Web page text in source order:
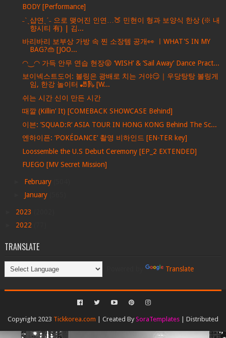
BODY [Performance]
˗ˋˏ샵연ˎˊ˗ 으로 맺어진 인연…🍑 민현이 형과 보양식 한상 (※ 내
향시티 有) | 김...
바리바리 보부상 가방 속 찐 소장템 공개👀 ㅣWHAT'S IN MY
BAG?👜 [JOO...
◠‿◠ 가득 안무 연습 현장😝 ‘WISH’ & ’Sail Away’ Dance Pract...
보이넥스트도어: 볼링은 광배로 치는 거야😏｜우당탕탕 볼링게
임, 한강 놀이터 🎳🛝 [W...
쉬는 시간 신이 만든 시간
때깔 (Killin’ It) [COMEBACK SHOWCASE Behind]
이븐: ’SQUAD:R‘ ASIA TOUR IN HONG KONG Behind The Sc...
엔하이픈: ‘POKÉDANCE’ 촬영 비하인드 [EN-TER key]
Loossemble the U.S Debut Ceremony [EP_2 EXTENDED]
FUEGO [MV Secret Mission]
February
January
2023
2022
TRANSLATE
Translate
Copyright 2023 Tickkorea.com | Created By SoraTemplates| Distributed